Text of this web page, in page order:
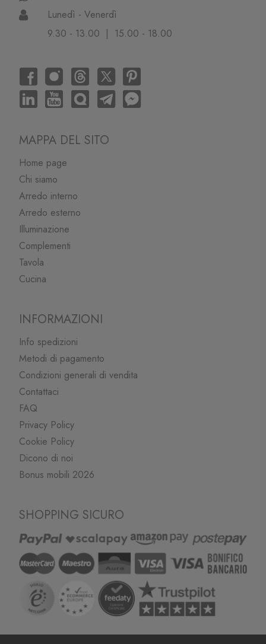
Lunedì - Venerdì
9.30 - 13.00 | 15.00 - 18.00
MAPPA DEL SITO
Home page
Chi siamo
Arredo interno
Arredo esterno
Illuminazione
Complementi
Tavola
Cucina
INFORMAZIONI
Info spedizioni
Metodi di pagamento
Condizioni generali di vendita
Contattaci
FAQ
Privacy Policy
Cookie Policy
Dicono di noi
Bonus mobili 2026
SHOPPING SICURO